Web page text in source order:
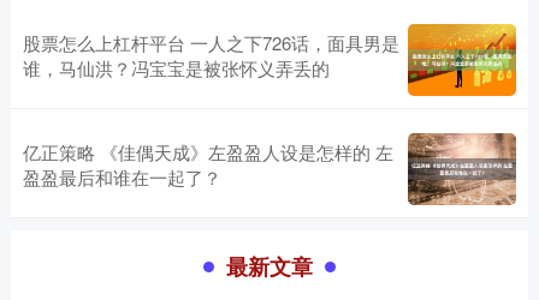
股票怎么上杠杆平台 一人之下726话，面具男是
谁，马仙洪？冯宝宝是被张怀义弄丢的
亿正策略 《佳偶天成》左盈盈人设是怎样的 左
盈盈最后和谁在一起了？
最新文章